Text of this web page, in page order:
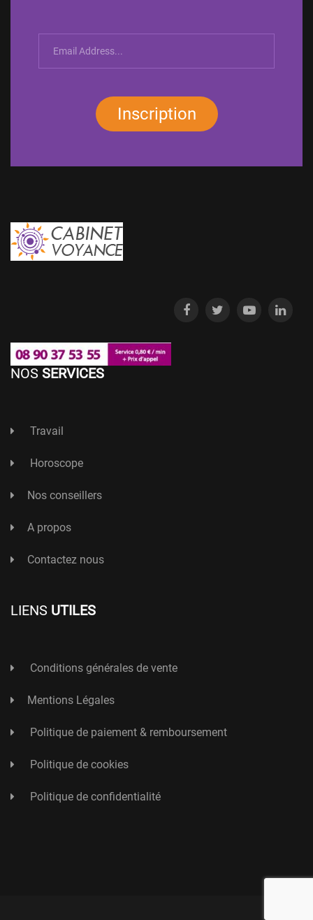
Inscription
NOS SERVICES
Travail
Horoscope
Nos conseillers
A propos
Contactez nous
LIENS UTILES
Conditions générales de vente
Mentions Légales
Politique de paiement & remboursement
Politique de cookies
Politique de confidentialité